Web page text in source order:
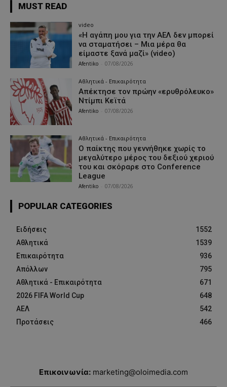
MUST READ
video
«Η αγάπη μου για την ΑΕΛ δεν μπορεί
να σταματήσει – Μια μέρα θα
είμαστε ξανά μαζί» (video)
Afentiko 07/08/2026
Αθλητικά - Επικαιρότητα
Απέκτησε τον πρώην «ερυθρόλευκο»
Ντίμπι Κεϊτά
Afentiko 07/08/2026
Αθλητικά - Επικαιρότητα
Ο παίκτης που γεννήθηκε χωρίς το
μεγαλύτερο μέρος του δεξιού χεριού
του και σκόραρε στο Conference
League
Afentiko 07/08/2026
POPULAR CATEGORIES
Ειδήσεις
1552
Αθλητικά
1539
Επικαιρότητα
936
Απόλλων
795
Αθλητικά - Επικαιρότητα
671
2026 FIFA World Cup
648
ΑΕΛ
542
Προτάσεις
466
Επικοινωνία: marketing@oloimedia.com